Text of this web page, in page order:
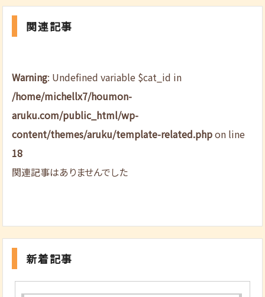
関連記事
Warning: Undefined variable $cat_id in
/home/michellx7/houmon-
aruku.com/public_html/wp-
content/themes/aruku/template-related.phpon line
18
関連記事はありませんでした
新着記事